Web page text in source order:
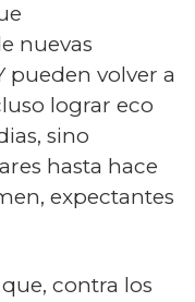
nuevas
pueden volver a
lograr eco
sino
hasta hace
expectantes
contra los